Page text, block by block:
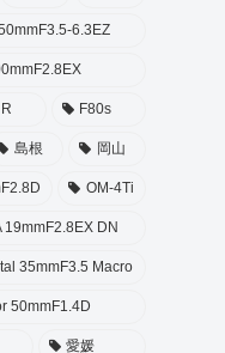
6.3EZ
F80s
島根 岡山
OM-4Ti
19mmF2.8EX DN
35mmF3.5 Macro
50mmF1.4D
愛媛